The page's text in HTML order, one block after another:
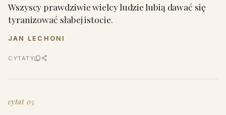
Wszyscy prawdziwie wielcy ludzie lubią dawać się
tyranizować słabej istocie.
JAN LECHONI
CYTATY
cytat 05